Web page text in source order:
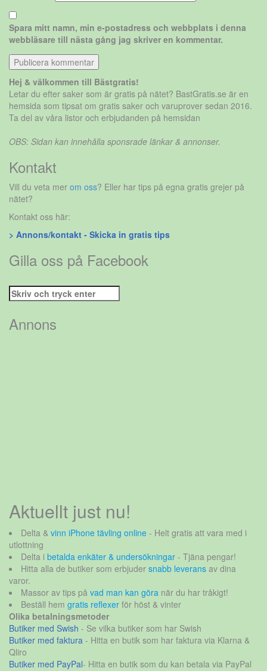
Spara mitt namn, min e-postadress och webbplats i denna
webbläsare till nästa gång jag skriver en kommentar.
Hej & välkommen till Bästgratis!
Letar du efter saker som är gratis på nätet? BastGratis.se är en
hemsida som tipsat om gratis saker och varuprover sedan 2016.
Ta del av våra listor och erbjudanden på hemsidan
OBS: Sidan kan innehålla sponsrade länkar & annonser.
Kontakt
Vill du veta mer om oss? Eller har tips på egna gratis grejer på
nätet?
Kontakt oss här:
> Annons/kontakt - Skicka in gratis tips
Gilla oss på Facebook
Sök
efter:
Annons
Aktuellt just nu!
Delta & vinn iPhone tävling online - Helt gratis att vara med i
utlottning
Delta i betalda enkäter & undersökningar - Tjäna pengar!
Hitta alla de butiker som erbjuder snabb leverans av dina
varor.
Massor av tips på vad man kan göra när du har tråkigt!
Beställ hem gratis reflexer för höst & vinter
Olika betalningsmetoder
Butiker med Swish - Se vilka butiker som har Swish
Butiker med faktura - Hitta en butik som har faktura via Klarna &
Qliro
Butiker med PayPal- Hitta en butik som du kan betala via PayPal